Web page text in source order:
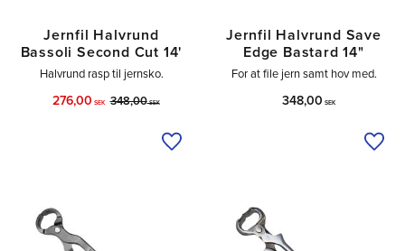
Jernfil Halvrund
Bassoli Second Cut 14'
Halvrund rasp til jernsko.
276,00 SEK 348,00SEK
Tilføj til ønskeliste
Jernfil Halvrund Save
Edge Bastard 14"
For at file jern samt hov med.
348,00 SEK